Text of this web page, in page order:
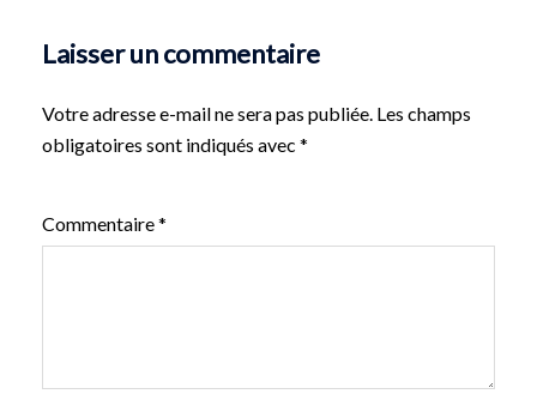
Laisser un commentaire
Votre adresse e-mail ne sera pas publiée. Les champs
obligatoires sont indiqués avec *
Commentaire*